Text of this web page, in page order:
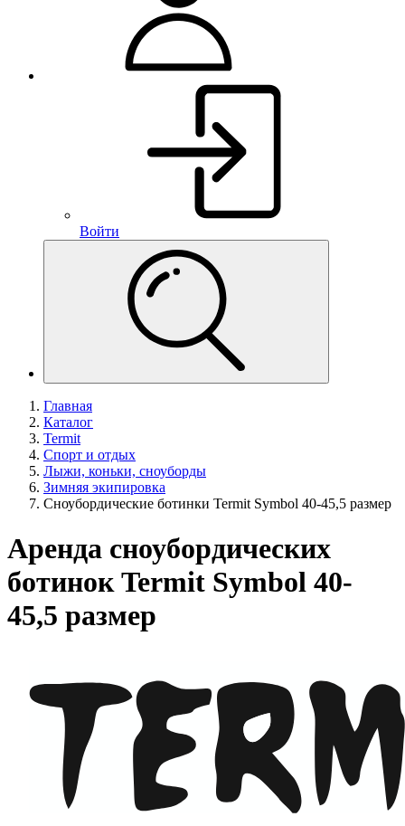
Войти
Главная
Каталог
Termit
Спорт и отдых
Лыжи, коньки, сноуборды
Зимняя экипировка
Сноубордические ботинки Termit Symbol 40-45,5 размер
Аренда сноубордических
ботинок Termit Symbol 40-
45,5 размер